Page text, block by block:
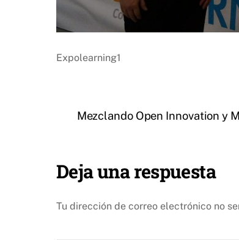
Expolearning1
Mezclando Open Innovation y
Deja una respuesta
Tu dirección de correo electrónico no